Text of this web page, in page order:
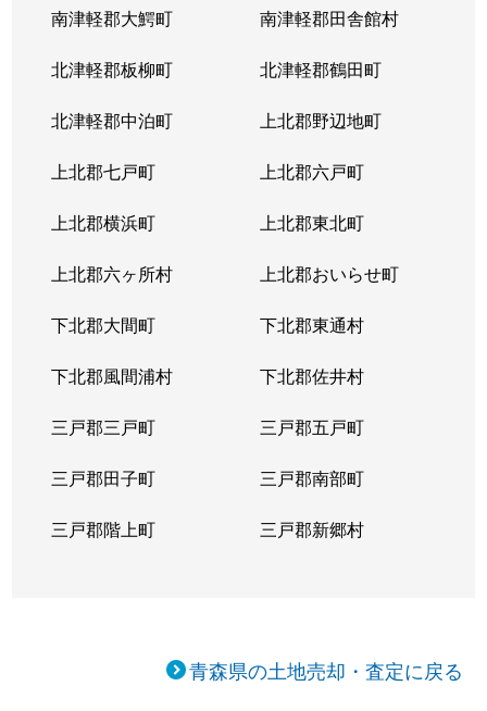
南津軽郡大鰐町 南津軽郡田舎館村
北津軽郡板柳町 北津軽郡鶴田町
北津軽郡中泊町 上北郡野辺地町
上北郡七戸町 上北郡六戸町
上北郡横浜町 上北郡東北町
上北郡六ヶ所村 上北郡おいらせ町
下北郡大間町 下北郡東通村
下北郡風間浦村 下北郡佐井村
三戸郡三戸町 三戸郡五戸町
三戸郡田子町 三戸郡南部町
三戸郡階上町 三戸郡新郷村
青森県の土地売却・査定に戻る